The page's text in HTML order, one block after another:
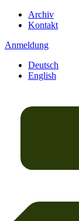
Archiv
Kontakt
Anmeldung
Deutsch
English